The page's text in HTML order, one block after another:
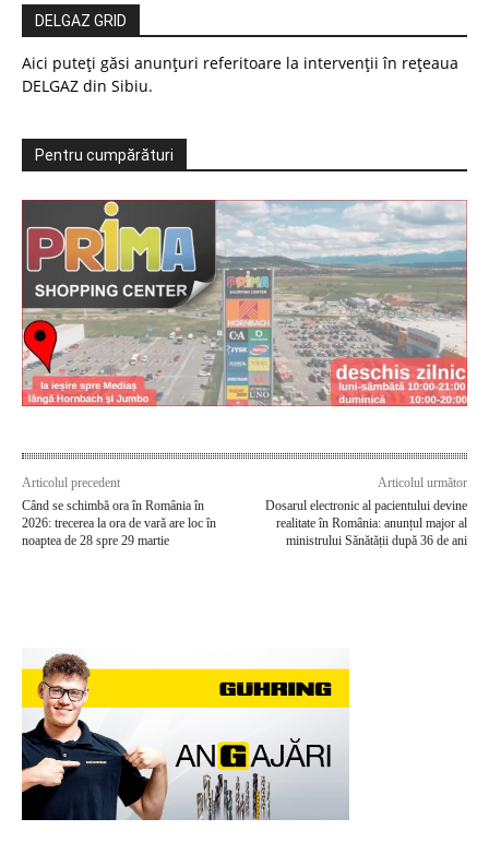
DELGAZ GRID
Aici puteți găsi anunțuri referitoare la intervenții în rețeaua
DELGAZ din Sibiu.
Pentru cumpărături
Articolul precedent
Când se schimbă ora în România în
2026: trecerea la ora de vară are loc în
noaptea de 28 spre 29 martie
Articolul următor
Dosarul electronic al pacientului devine
realitate în România: anunțul major al
ministrului Sănătății după 36 de ani